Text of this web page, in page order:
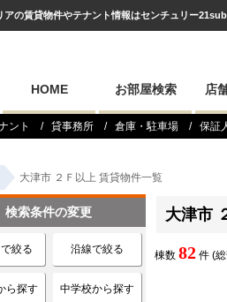
の賃貸物件やテナント情報はセンチュリー
HOME お部屋検索 店
ント 貸事務所 倉庫・駐車場 保証
大津市 ２Ｆ以上 賃貸物件一覧
大津市
棟数 82 件 (総
検索条件の変更
絞る 沿線で絞る
ら探す 中学校から探す